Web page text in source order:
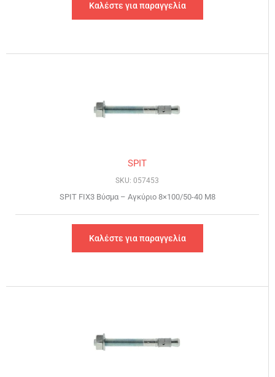
Καλέστε για παραγγελία
SPIT
SKU: 057453
SPIT FIX3 Βύσμα – Αγκύριο 8×100/50-40 Μ8
Καλέστε για παραγγελία